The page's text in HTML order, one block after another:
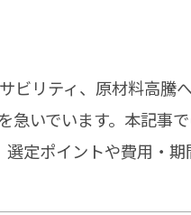
ビリティ、原材料高騰
急いでいます。本記事
定ポイントや費用・期